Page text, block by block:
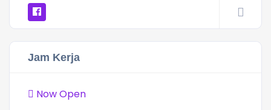
Jam Kerja
Now Open